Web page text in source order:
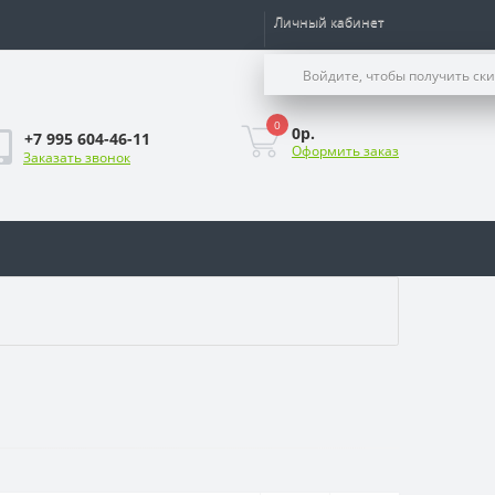
Личный кабинет
Войдите, чтобы получить
+7 995 604-46-11
Заказать звонок
0 0р.
Оформить заказ